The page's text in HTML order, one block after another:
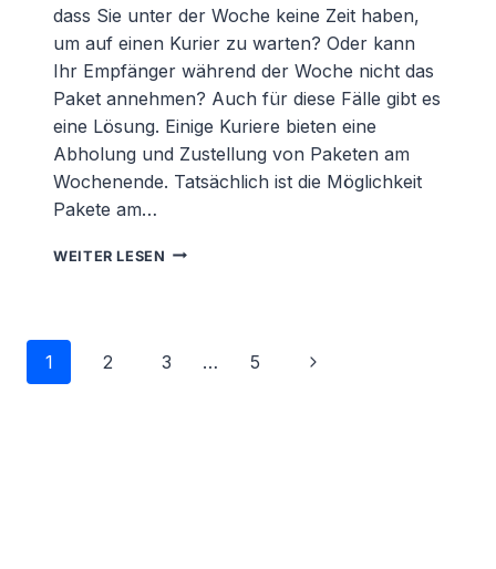
dass Sie unter der Woche keine Zeit haben,
um auf einen Kurier zu warten? Oder kann
Ihr Empfänger während der Woche nicht das
Paket annehmen? Auch für diese Fälle gibt es
eine Lösung. Einige Kuriere bieten eine
Abholung und Zustellung von Paketen am
Wochenende. Tatsächlich ist die Möglichkeit
Pakete am…
WEITER LESEN KÖNNEN
UND
Seitennavigation
1 2 3 … 5
Nächste